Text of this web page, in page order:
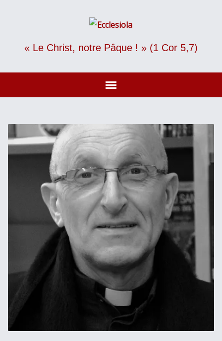
« Le Christ, notre Pâque ! » (1 Cor 5,7)